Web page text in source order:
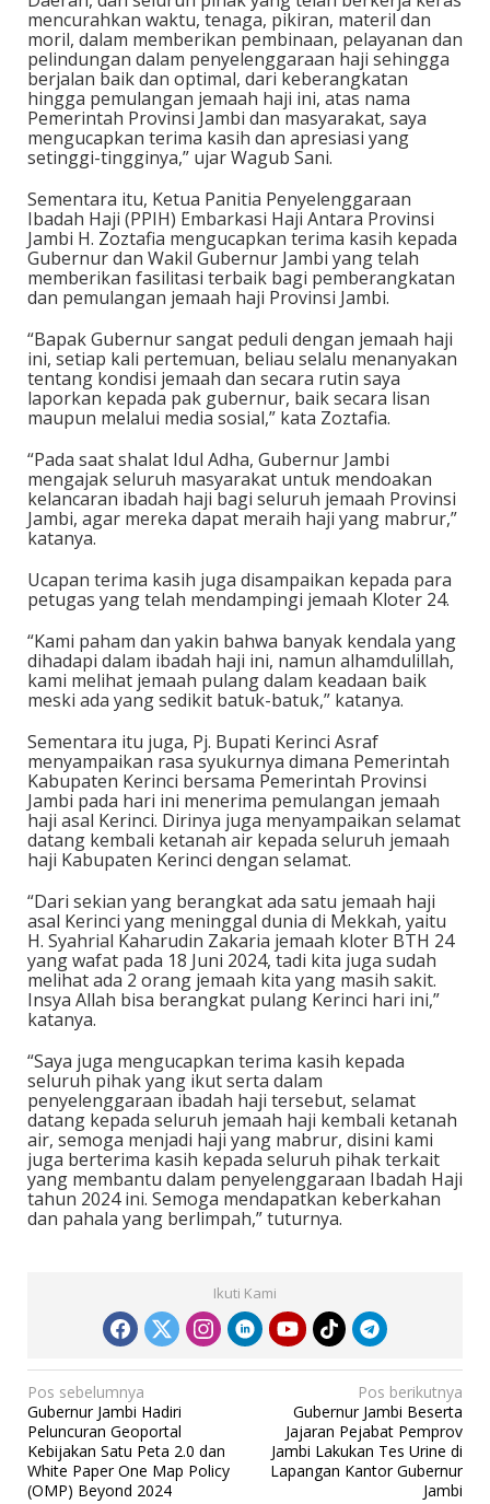
mencurahkan waktu, tenaga, pikiran, materil dan
moril, dalam memberikan pembinaan, pelayanan dan
pelindungan dalam penyelenggaraan haji sehingga
berjalan baik dan optimal, dari keberangkatan
hingga pemulangan jemaah haji ini, atas nama
Pemerintah Provinsi Jambi dan masyarakat, saya
mengucapkan terima kasih dan apresiasi yang
setinggi-tingginya,” ujar Wagub Sani.
Sementara itu, Ketua Panitia Penyelenggaraan
Ibadah Haji (PPIH) Embarkasi Haji Antara Provinsi
Jambi H. Zoztafia mengucapkan terima kasih kepada
Gubernur dan Wakil Gubernur Jambi yang telah
memberikan fasilitasi terbaik bagi pemberangkatan
dan pemulangan jemaah haji Provinsi Jambi.
“Bapak Gubernur sangat peduli dengan jemaah haji
ini, setiap kali pertemuan, beliau selalu menanyakan
tentang kondisi jemaah dan secara rutin saya
laporkan kepada pak gubernur, baik secara lisan
maupun melalui media sosial,” kata Zoztafia.
“Pada saat shalat Idul Adha, Gubernur Jambi
mengajak seluruh masyarakat untuk mendoakan
kelancaran ibadah haji bagi seluruh jemaah Provinsi
Jambi, agar mereka dapat meraih haji yang mabrur,”
katanya.
Ucapan terima kasih juga disampaikan kepada para
petugas yang telah mendampingi jemaah Kloter 24.
“Kami paham dan yakin bahwa banyak kendala yang
dihadapi dalam ibadah haji ini, namun alhamdulillah,
kami melihat jemaah pulang dalam keadaan baik
meski ada yang sedikit batuk-batuk,” katanya.
Sementara itu juga, Pj. Bupati Kerinci Asraf
menyampaikan rasa syukurnya dimana Pemerintah
Kabupaten Kerinci bersama Pemerintah Provinsi
Jambi pada hari ini menerima pemulangan jemaah
haji asal Kerinci. Dirinya juga menyampaikan selamat
datang kembali ketanah air kepada seluruh jemaah
haji Kabupaten Kerinci dengan selamat.
“Dari sekian yang berangkat ada satu jemaah haji
asal Kerinci yang meninggal dunia di Mekkah, yaitu
H. Syahrial Kaharudin Zakaria jemaah kloter BTH 24
yang wafat pada 18 Juni 2024, tadi kita juga sudah
melihat ada 2 orang jemaah kita yang masih sakit.
Insya Allah bisa berangkat pulang Kerinci hari ini,”
katanya.
“Saya juga mengucapkan terima kasih kepada
seluruh pihak yang ikut serta dalam
penyelenggaraan ibadah haji tersebut, selamat
datang kepada seluruh jemaah haji kembali ketanah
air, semoga menjadi haji yang mabrur, disini kami
juga berterima kasih kepada seluruh pihak terkait
yang membantu dalam penyelenggaraan Ibadah Haji
tahun 2024 ini. Semoga mendapatkan keberkahan
dan pahala yang berlimpah,” tuturnya.
Ikuti Kami
N
a
v
i
Pos sebelumnya
Gubernur Jambi Hadiri
Peluncuran Geoportal
Kebijakan Satu Peta 2.0 dan
White Paper One Map Policy
(OMP) Beyond 2024
Pos berikutnya
Gubernur Jambi Beserta
Jajaran Pejabat Pemprov
Jambi Lakukan Tes Urine di
Lapangan Kantor Gubernur
Jambi